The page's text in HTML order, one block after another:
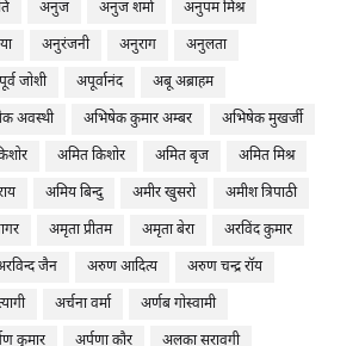
अनुज अनुज शर्मा
अनुपम मिश्र
अनुरंजनी अनुराग
अनुलता
जोशी अपूर्वानंद
अबू अब्राहम
अवस्थी अभिषेक कुमार अम्बर
अभिषेक मुखर्जी
अमित किशोर अमित बृज
अमित मिश्र
अमिय बिन्दु अमीर खुसरो
अमीश त्रिपाठी
अमृता प्रीतम अमृता बेरा
अरविंद कुमार
जैन अरुण आदित्य
अरुण चन्द्र रॉय
अर्चना वर्मा
अर्णब गोस्वामी
कुमार अर्पणा कौर
अलका सरावगी